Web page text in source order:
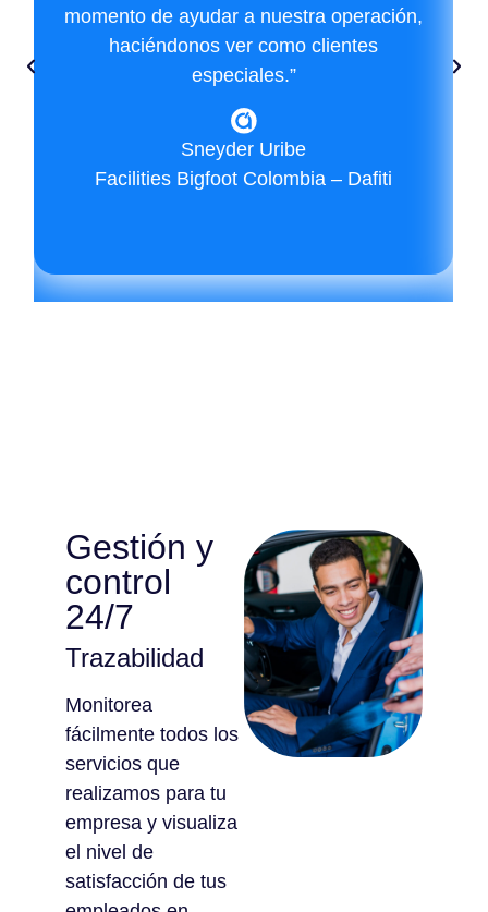
momento de ayudar a nuestra operación,
haciéndonos ver como clientes
especiales.”
Sneyder Uribe
Facilities Bigfoot Colombia – Dafiti
Gestión y
control
24/7
Trazabilidad
Monitorea
fácilmente todos los
servicios que
realizamos para tu
empresa y visualiza
el nivel de
satisfacción de tus